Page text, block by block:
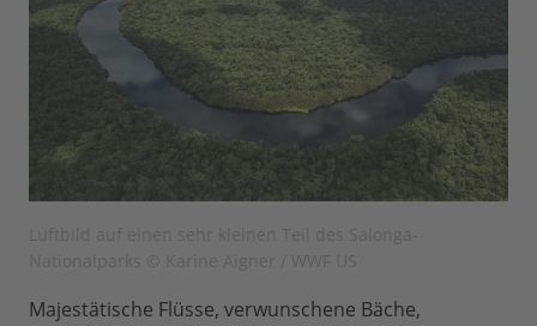
Majestätische Flüsse, verwunschene Bäche,